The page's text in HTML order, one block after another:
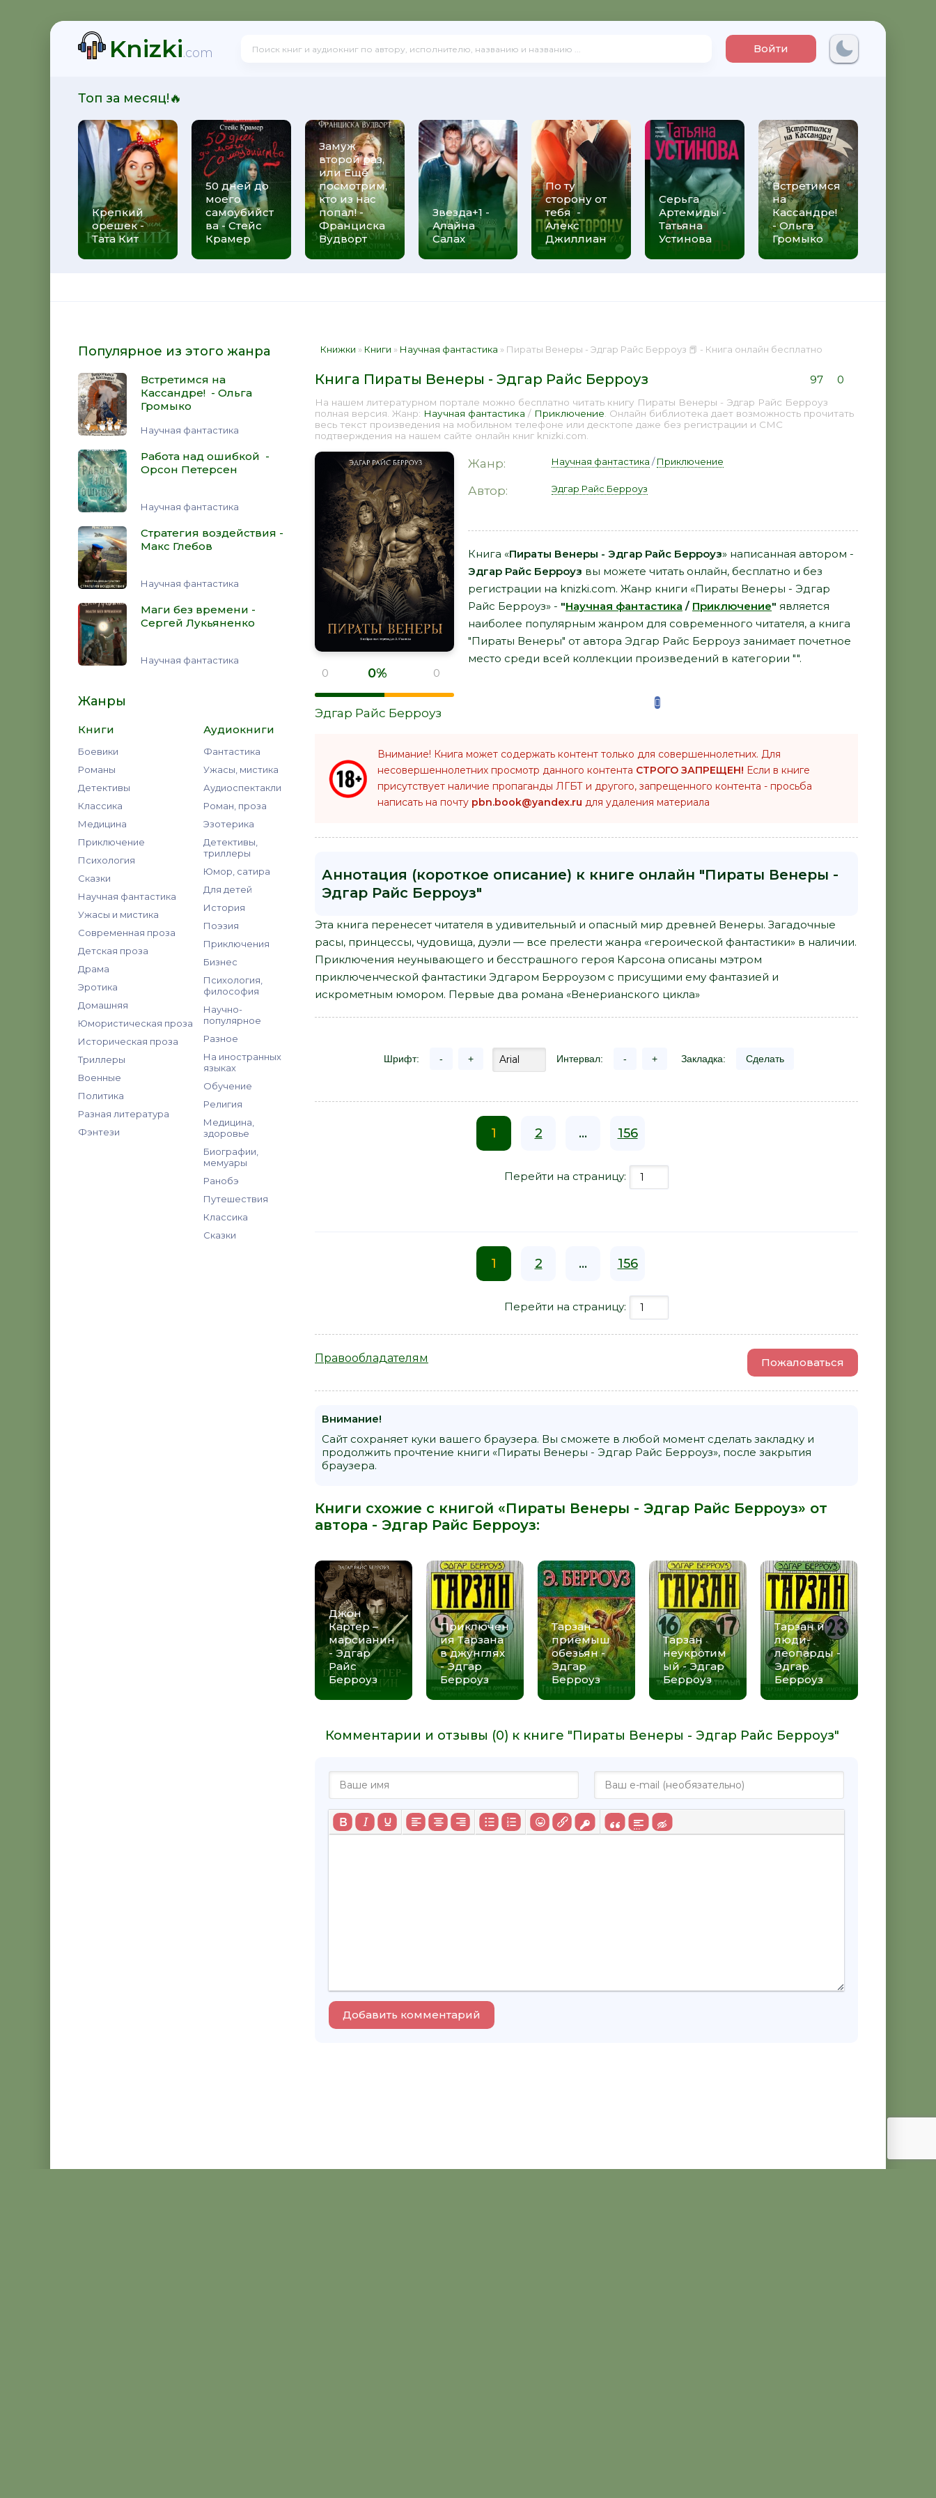
Knizki.com Войти
Топ за месяц!🔥
Крепкий
орешек -
Тата Кит
50 дней до
моего
самоубийст
ва - Стейс
Крамер
Замуж
второй раз,
или Ещё
посмотрим,
кто из нас
попал! -
Франциска
Вудворт
Звезда+1 -
Алайна
Салах
По ту
сторону от
тебя -
Алекс
Джиллиан
Серьга
Артемиды -
Татьяна
Устинова
Встретимся
на
Кассандре!
- Ольга
Громыко
Популярное из этого жанра
Встретимся на
Кассандре! - Ольга
Громыко
Научная фантастика
Работа над ошибкой -
Орсон Петерсен
Научная фантастика
Стратегия воздействия -
Макс Глебов
Научная фантастика
Маги без времени -
Сергей Лукьяненко
Научная фантастика
Жанры
Книги
Боевики
Романы
Детективы
Классика
Медицина
Приключение
Психология
Сказки
Научная фантастика
Ужасы и мистика
Современная проза
Детская проза
Драма
Эротика
Домашняя
Юмористическая проза
Историческая проза
Триллеры
Военные
Политика
Разная литература
Фэнтези
Аудиокниги
Фантастика
Ужасы, мистика
Аудиоспектакли
Роман, проза
Эзотерика
Детективы,
триллеры
Юмор, сатира
Для детей
История
Поэзия
Приключения
Бизнес
Психология,
философия
Научно-
популярное
Разное
На иностранных
языках
Обучение
Религия
Медицина,
здоровье
Биографии,
мемуары
Ранобэ
Путешествия
Классика
Сказки
Книжки » Книги » Научная фантастика » Пираты Венеры - Эдгар Райс Берроуз 📕 - Книга онлайн бесплатно
Книга Пираты Венеры - Эдгар Райс Берроуз 97 0
На нашем литературном портале можно бесплатно читать книгу Пираты Венеры - Эдгар Райс Берроуз
полная версия. Жанр: Научная фантастика / Приключение . Онлайн библиотека дает возможность прочитать
весь текст произведения на мобильном телефоне или десктопе даже без регистрации и СМС
подтверждения на нашем сайте онлайн книг knizki.com.
0 0% 0
Эдгар Райс Берроуз
Жанр: Научная фантастика /Приключение
Автор: Эдгар Райс Берроуз
Книга «Пираты Венеры - Эдгар Райс Берроуз» написанная автором -
Эдгар Райс Берроуз вы можете читать онлайн, бесплатно и без
регистрации на knizki.com. Жанр книги «Пираты Венеры - Эдгар
Райс Берроуз» - "Научная фантастика / Приключение" является
наиболее популярным жанром для современного читателя, а книга
"Пираты Венеры" от автора Эдгар Райс Берроуз занимает почетное
место среди всей коллекции произведений в категории "".
Внимание! Книга может содержать контент только для совершеннолетних. Для
несовершеннолетних просмотр данного контента СТРОГО ЗАПРЕЩЕН! Если в книге
присутствует наличие пропаганды ЛГБТ и другого, запрещенного контента - просьба
написать на почту pbn.book@yandex.ru для удаления материала
Аннотация (короткое описание) к книге онлайн "Пираты Венеры -
Эдгар Райс Берроуз"
Эта книга перенесет читателя в удивительный и опасный мир древней Венеры. Загадочные
расы, принцессы, чудовища, дуэли — все прелести жанра «героической фантастики» в наличии.
Приключения неунывающего и бесстрашного героя Карсона описаны мэтром
приключенческой фантастики Эдгаром Берроузом с присущими ему фантазией и
искрометным юмором. Первые два романа «Венерианского цикла»
Шрифт: - + Интервал: - + Закладка: Сделать
1 2 ... 156
Перейти на страницу:
1 2 ... 156
Перейти на страницу:
Правообладателям Пожаловаться
Внимание!
Сайт сохраняет куки вашего браузера. Вы сможете в любой момент сделать закладку и
продолжить прочтение книги «Пираты Венеры - Эдгар Райс Берроуз», после закрытия
браузера.
Книги схожие с книгой «Пираты Венеры - Эдгар Райс Берроуз» от
автора - Эдгар Райс Берроуз:
Джон
Картер –
марсианин
- Эдгар
Райс
Берроуз
Приключен
ия Тарзана
в джунглях
- Эдгар
Берроуз
Тарзан -
приемыш
обезьян -
Эдгар
Берроуз
Тарзан
неукротим
ый - Эдгар
Берроуз
Тарзан и
люди-
леопарды -
Эдгар
Берроуз
Комментарии и отзывы (0) к книге "Пираты Венеры - Эдгар Райс Берроуз"
Добавить комментарий
- Ольга Громыко
Петерсен